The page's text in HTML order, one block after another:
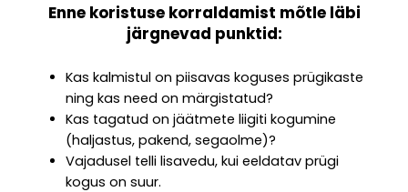
Enne koristuse korraldamist mõtle läbi
järgnevad punktid:
Kas kalmistul on piisavas koguses prügikaste
ning kas need on märgistatud?
Kas tagatud on jäätmete liigiti kogumine
(haljastus, pakend, segaolme)?
Vajadusel telli lisavedu, kui eeldatav prügi
kogus on suur.